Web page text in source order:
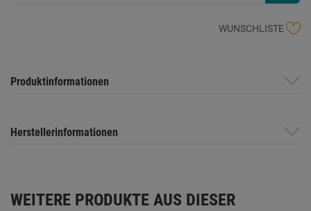
WUNSCHLISTE
Produktinformationen
Herstellerinformationen
WEITERE PRODUKTE AUS DIESER